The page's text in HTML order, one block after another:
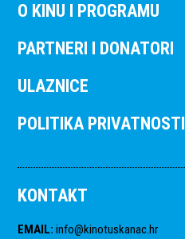
O KINU I PROGRAMU
PARTNERI I DONATORI
ULAZNICE
POLITIKA PRIVATNOSTI
KONTAKT
EMAIL: info@kinotuskanac.hr